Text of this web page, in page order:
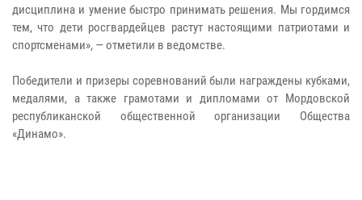
дисциплина и умение быстро принимать решения. Мы гордимся
тем, что дети росгвардейцев растут настоящими патриотами и
спортсменами», — отметили в ведомстве.
Победители и призеры соревнований были награждены кубками,
медалями, а также грамотами и дипломами от Мордовской
республиканской общественной организации Общества
«Динамо».